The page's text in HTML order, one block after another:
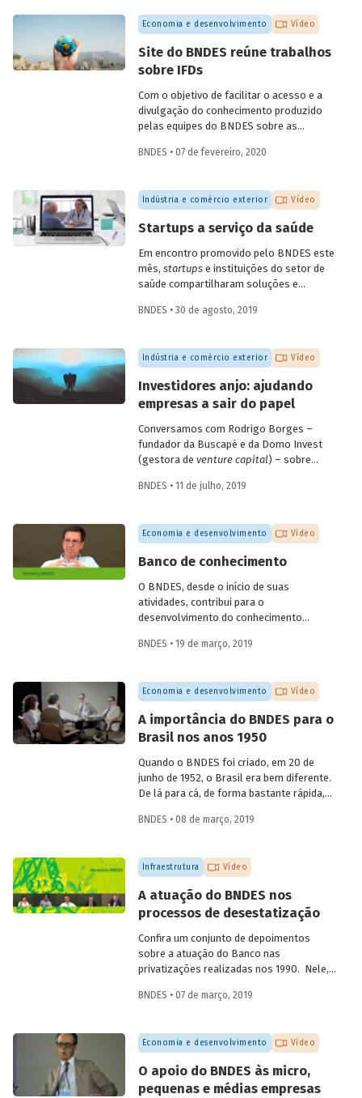
quarta, dia 6 de maio. A conversa,
transmitida pelo YouTube do Banco,
contou com participações do
coordenador de ações de prospecção da
Fiocruz, Carlos Gadelha, do diretor-
adjunto da Organização Pan-Americana
de Saúde (Opas), Jarbas Barbosa, e com o
presidente do Fórum Inovação Saúde,
Josier Vilar.
Economia e desenvolvimento Vídeo
Site do BNDES reúne trabalhos
sobre IFDs
Com o objetivo de facilitar o acesso e a
divulgação do conhecimento produzido
pelas equipes do BNDES sobre as
desenvolvimento (IFD), todos os artigos
reunidos em uma única seção especial do
site do Banco.
BNDES • 07 de fevereiro, 2020
Indústria e comércio exterior Vídeo
Startups a serviço da saúde
Em encontro promovido pelo BNDES este
mês, startupse instituições do setor de
saúde compartilharam soluções e
presença de mais de dez startups e de 15
e privado, incluindo hospitais, planos de
saúde, empresas farmacêuticas e
empresas de diagnóstico. Confira a seguir
as questões discutidas e vídeo com
alguns depoimentos do evento.
BNDES • 30 de agosto, 2019
Indústria e comércio exterior Vídeo
Investidores anjo: ajudando
empresas a sair do papel
Conversamos com Rodrigo Borges –
fundador da Buscapé e da Domo Invest
(gestora de venture capital) – sobre
Confira alguns destaques da entrevista e
anjo escolhem em quaisstartupsinvestir
e ajudam os empreendedores a tirar os
BNDES • 11 de julho, 2019
Economia e desenvolvimento Vídeo
Banco de conhecimento
O BNDES, desde o início de suas
atividades, contribui para o
desenvolvimento do conhecimento
reflexões internas e disponibilizando-as
produção editorial. O economista
Fernando Pimentel Puga, em depoimento
colhido pelo programa de memória do
Banco, durante as comemorações do
aniversário de 60 anos da instituição, em
2012, compartilha sua visão quanto à
atuação institucional na produção de
estudos e linhas de pesquisa.
BNDES • 19 de março, 2019
Economia e desenvolvimento Vídeo
A importância do BNDES para o
Brasil nos anos 1950
Quando o BNDES foi criado, em 20 de
junho de 1952, o Brasil era bem diferente.
De lá para cá, de forma bastante rápida,
desencadeadas ao mesmo tempo, em
o país começou a ficar moderno. Em
vídeo, dois ex-empregados do Banco que
trajetória da instituição abordam
questões que demonstram a importância
e o valor agregado pelo BNDES ao
projeto de desenvolvimento nacional.
BNDES • 08 de março, 2019
Infraestrutura Vídeo
A atuação do BNDES nos
processos de desestatização
Confira um conjunto de depoimentos
sobre a atuação do Banco nas
privatizações realizadas nos 1990. Nele,
desafios enfrentados à época e sobre os
dessas desestatizações.
BNDES • 07 de março, 2019
Economia e desenvolvimento Vídeo
O apoio do BNDES às micro,
pequenas e médias empresas